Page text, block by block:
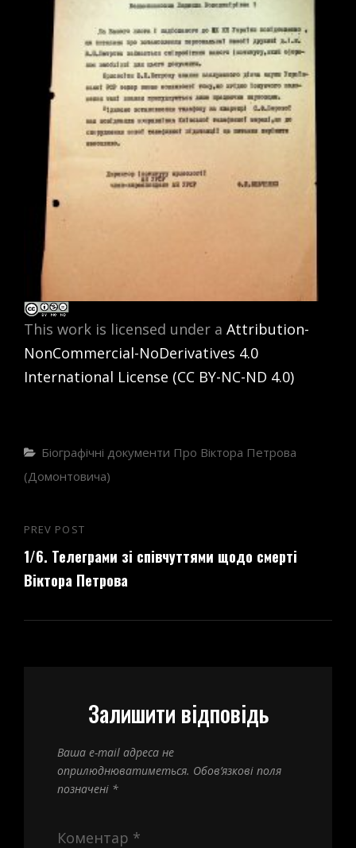
This work is licensed under a Attribution-
NonCommercial-NoDerivatives 4.0
International License (CC BY-NC-ND 4.0)
Categories
Біографічні документи Про Віктора Петрова
(Домонтовича)
Навігація
записів
Previous
Post
PREV POST
1/6. Телеграми зі співчуттями щодо смерті
Віктора Петрова
Залишити відповідь
Ваша e-mail адреса не
оприлюднюватиметься. Обов’язкові поля
позначені *
Коментар *